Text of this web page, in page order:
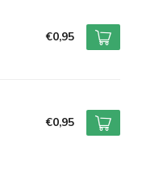
€0,95
€0,95